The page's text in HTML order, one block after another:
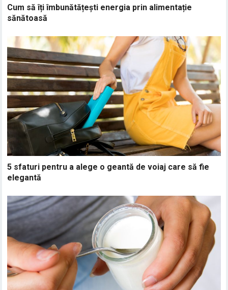
Cum să îți îmbunătățești energia prin alimentație
sănătoasă
5 sfaturi pentru a alege o geantă de voiaj care să fie
elegantă